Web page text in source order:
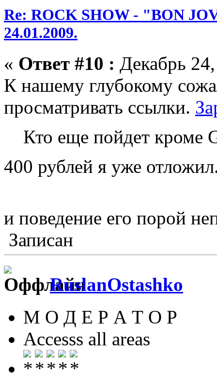
Re: ROCK SHOW - "BON
24.01.2009.
« Ответ #10 : Декабрь
К нашему глубокому
просматривать ссылки.
Кто еще пойдет кроме
400 рублей я уже
и поведение его порой
Записан
RuslanOstashko
М О Д Е Р А Т О Р
Accesss all areas